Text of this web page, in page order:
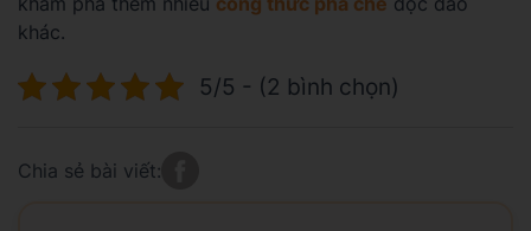
khác.
5/5 - (2 bình chọn)
Chia sẻ bài viết: